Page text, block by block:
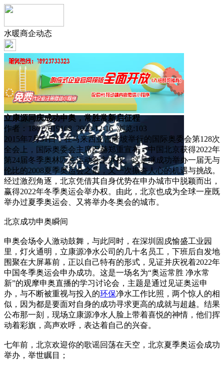
水暖商企动态
立康源同庆成功申奥，常胜常新启征程
作者：18617019168 2022-12-16 浏览:103
2015年7月31日，在马来西亚吉隆坡举行的国际奥委会第128次
全会上，国际奥委会主席巴赫郑重宣布：中国北京获得2022年
第24届冬季奥林匹克运动会主办权。这是继成功举办一届无与
伦比的2008夏季奥运会之后，又一次振奋人心的机遇与挑战。
经过激烈角逐，北京凭借其自身优势在申办城市中脱颖而出，
赢得2022年冬季奥运会举办权。由此，北京也成为全球一座既
举办过夏季奥运会、又将举办冬奥会的城市。
北京成功申奥瞬间
申奥会场令人激动鼓舞，与此同时，在深圳固戍愉盛工业园
里，灯火通明，立康源净水公司的几十名员工，下班后自发地
围聚在大屏幕前，正以自己特有的形式，见证并庆祝着2022年
中国冬季奥运会申办成功。这是一场名为“奥运常胜 净水常
新”的观摩申奥直播的学习讨论会，主题是通过见证奥运申
办，与不断被重视与投入的环保净水工作比照，两个惊人的相
似，因为都是要面对自身的成功寻求更高的成就与超越。结果
公布那一刻，现场立康源净水人脸上带着喜悦的神情，他们挥
动着彩旗，高声欢呼，表达着自己的兴奋。
七年前，北京欢迎你的歌谣回荡在天空，北京夏季奥运会成功
举办，举世瞩目；